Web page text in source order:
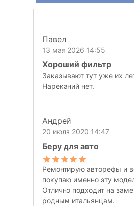
Павел
13 мая 2026 14:55
Хороший фильтр
Заказывают тут уже их
Нареканий нет.
Андрей
20 июля 2020 14:47
Беру для авто
Ремонтирую авторефы и
покупаю именно эту
Отлично подходит на
родным итальянцам.